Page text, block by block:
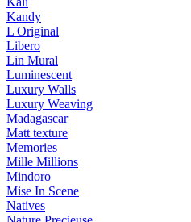
Kandy
L Original
Libero
Lin Mural
Luminescent
Luxury Walls
Luxury Weaving
Madagascar
Matt texture
Memories
Mille Millions
Mindoro
Mise In Scene
Natives